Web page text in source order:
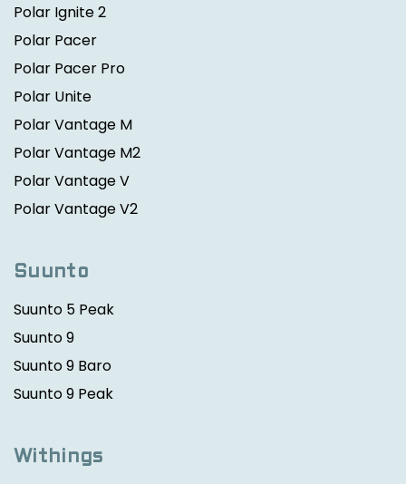
Polar Ignite 2
Polar Pacer
Polar Pacer Pro
Polar Unite
Polar Vantage M
Polar Vantage M2
Polar Vantage V
Polar Vantage V2
Suunto
Suunto 5 Peak
Suunto 9
Suunto 9 Baro
Suunto 9 Peak
Withings